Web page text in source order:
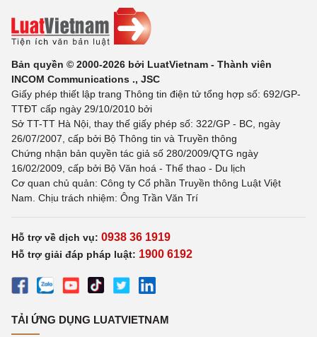
Bản quyền © 2000-2026 bởi LuatVietnam - Thành viên
INCOM Communications ., JSC
Giấy phép thiết lập trang Thông tin điện tử tổng hợp số: 692/GP-
TTĐT cấp ngày 29/10/2010 bởi
Sở TT-TT Hà Nội, thay thế giấy phép số: 322/GP - BC, ngày
26/07/2007, cấp bởi Bộ Thông tin và Truyền thông
Chứng nhận bản quyền tác giả số 280/2009/QTG ngày
16/02/2009, cấp bởi Bộ Văn hoá - Thể thao - Du lịch
Cơ quan chủ quản: Công ty Cổ phần Truyền thông Luật Việt
Nam. Chịu trách nhiệm: Ông Trần Văn Trí
Hỗ trợ về dịch vụ: 0938 36 1919
Hỗ trợ giải đáp pháp luật: 1900 6192
TẢI ỨNG DỤNG LUATVIETNAM